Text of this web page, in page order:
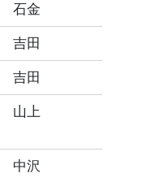
石金
吉田
吉田
山上
中沢